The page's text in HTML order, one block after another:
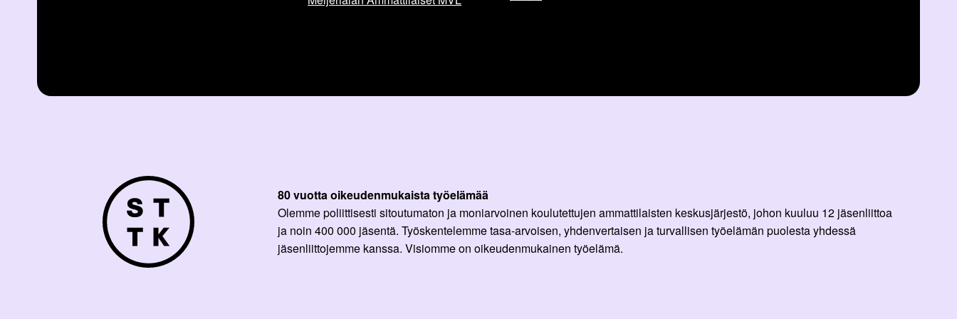
80 vuotta oikeudenmukaista työelämää
Olemme poliittisesti sitoutumaton ja moniarvoinen koulutettujen ammattilaisten keskusjärjestö, johon kuuluu 12 jäsenliittoa
ja noin 400 000 jäsentä. Työskentelemme tasa-arvoisen, yhdenvertaisen ja turvallisen työelämän puolesta yhdessä
jäsenliittojemme kanssa. Visiomme on oikeudenmukainen työelämä.